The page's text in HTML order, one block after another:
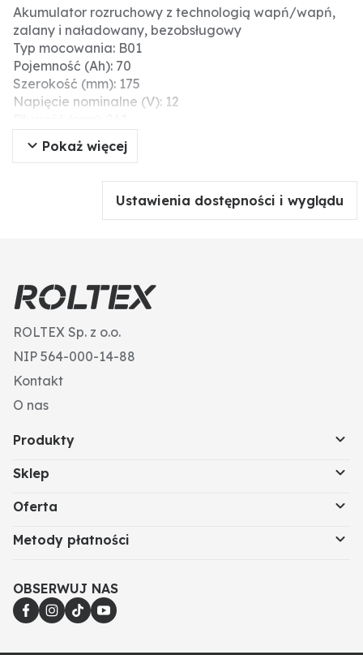
Akumulator rozruchowy z technologią wapń/wapń,
zalany i naładowany, bezobsługowy
Typ mocowania: B01
Pojemność (Ah): 70
Szerokość (mm): 175
Napięcie nominalne (V): 12
Wymiary dł. x sz. x wys. (mm): 261 x 175 x 220
Prąd rozruchu (EN): 630
Pokaż więcej
Ustawienia dostępności i wyglądu
ROLTEX Sp. z o.o.
NIP 564-000-14-88
Kontakt
O nas
Produkty
Sklep
Oferta
Metody płatności
OBSERWUJ NAS